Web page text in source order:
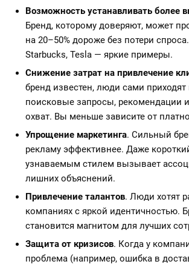
Возможность устанавливать более
Бренд, которому доверяют, может
на 20–50% дороже без потери
Starbucks, Tesla — яркие примеры.
Снижение затрат на привлечение
бренд известен, люди сами
поисковые запросы, рекомендации
охват. Вы меньше зависите от
Упрощение маркетинга. Сильный
рекламу эффективнее. Даже
узнаваемым стилем вызывает
лишних объяснений.
Привлечение талантов. Люди хотят
компаниях с яркой идентичностью.
становится магнитом для лучших
Защита от кризисов. Когда у
проблема (например, ошибка в